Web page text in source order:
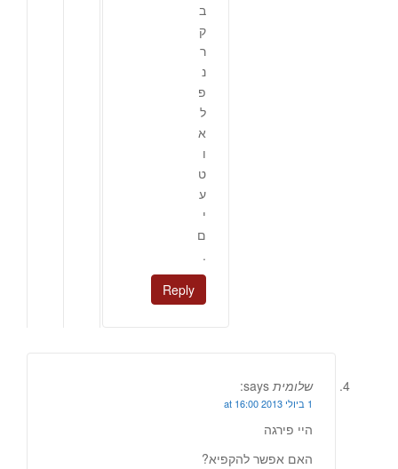
ב
ק
ר
נ
פ
ל
א
ו
ט
ע
י
ם
.
Reply
שלומית says:
1 ביולי 2013 at 16:00
היי פירגה
האם אפשר להקפיא?